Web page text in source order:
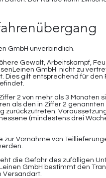
GmbH unverbindlich.
Gewalt, Arbeitskampf,
GmbH nicht zu
gilt entsprechend für den
2 von mehr als 3 Monaten
als den in Ziffer 2
zurückzutreten.
(mindestens drei
Vornahme von
die Gefahr des zufälligen
GmbH bestimmt den
Versandart.